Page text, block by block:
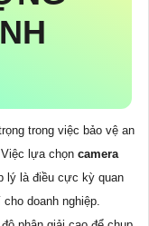
trong việc bảo vệ an
lựa chọn camera
lý là điều cực kỳ quan
doanh nghiệp.